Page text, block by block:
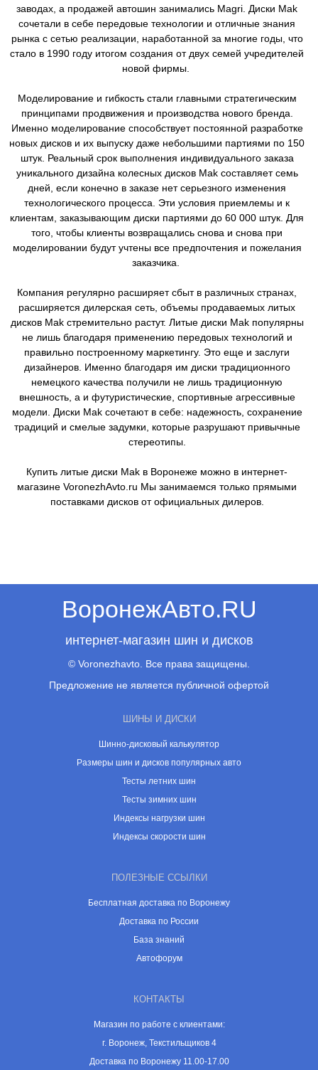
заводах, а продажей автошин занимались Magri. Диски Mak
сочетали в себе передовые технологии и отличные знания
рынка с сетью реализации, наработанной за многие годы, что
стало в 1990 году итогом создания от двух семей учредителей
новой фирмы.
Моделирование и гибкость стали главными стратегическим
принципами продвижения и производства нового бренда.
Именно моделирование способствует постоянной разработке
новых дисков и их выпуску даже небольшими партиями по 150
штук. Реальный срок выполнения индивидуального заказа
уникального дизайна колесных дисков Mak составляет семь
дней, если конечно в заказе нет серьезного изменения
технологического процесса. Эти условия приемлемы и к
клиентам, заказывающим диски партиями до 60 000 штук. Для
того, чтобы клиенты возвращались снова и снова при
моделировании будут учтены все предпочтения и пожелания
заказчика.
Компания регулярно расширяет сбыт в различных странах,
расширяется дилерская сеть, объемы продаваемых литых
дисков Mak стремительно растут. Литые диски Mak популярны
не лишь благодаря применению передовых технологий и
правильно построенному маркетингу. Это еще и заслуги
дизайнеров. Именно благодаря им диски традиционного
немецкого качества получили не лишь традиционную
внешность, а и футуристические, спортивные агрессивные
модели. Диски Mak сочетают в себе: надежность, сохранение
традиций и смелые задумки, которые разрушают привычные
стереотипы.
Купить литые диски Mak в Воронеже можно в интернет-
магазине VoronezhAvto.ru Мы занимаемся только прямыми
поставками дисков от официальных дилеров.
ВоронежАвто.RU
интернет-магазин шин и дисков
© Voronezhavto. Все права защищены.
Предложение не является публичной офертой
ШИНЫ И ДИСКИ
Шинно-дисковый калькулятор
Размеры шин и дисков популярных авто
Тесты летних шин
Тесты зимних шин
Индексы нагрузки шин
Индексы скорости шин
ПОЛЕЗНЫЕ ССЫЛКИ
Бесплатная доставка по Воронежу
Доставка по России
База знаний
Автофорум
КОНТАКТЫ
Магазин по работе с клиентами:
г. Воронеж, Текстильщиков 4
Доставка по Воронежу 11.00-17.00